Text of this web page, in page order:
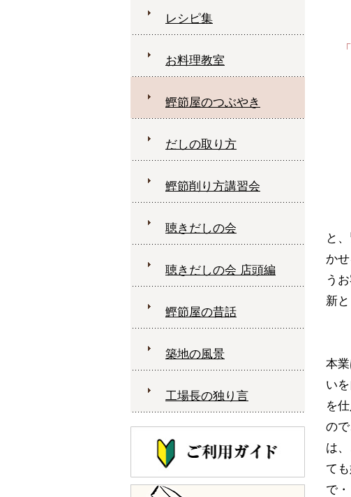
と
か
う
新
本
い
を
の
は
て
で
レシピ集
お料理教室
鰹節屋のつぶやき
だしの取り方
鰹節削り方講習会
聴きだしの会
聴きだしの会 店頭編
鰹節屋の昔話
築地の風景
工場長の独り言